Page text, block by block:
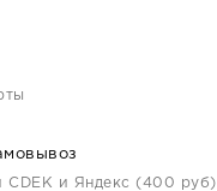
CDEK и Яндекс (400 руб)